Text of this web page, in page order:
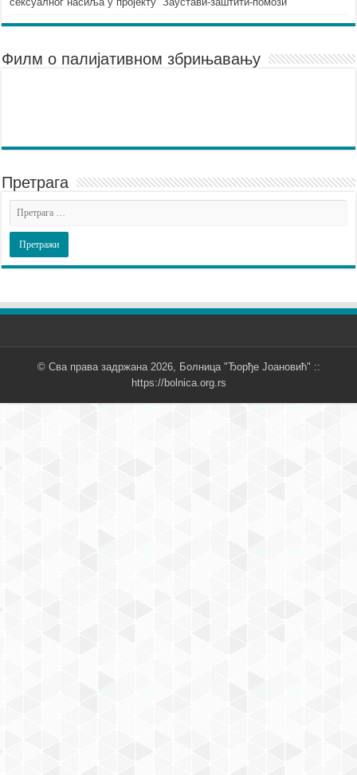
Филм о палијативном збрињавању
Претрага
© Сва права задржана 2026, Болница "Ђорђе Јоановић" ::
https://bolnica.org.rs